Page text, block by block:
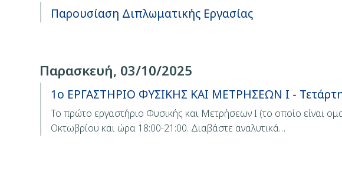
Παρουσίαση Διπλωματικής Εργασίας
Παρασκευή, 03/10/2025
1ο ΕΡΓΑΣΤΗΡΙΟ ΦΥΣΙΚΗΣ ΚΑΙ ΜΕΤΡΗΣΕΩΝ Ι -
Το πρώτο εργαστήριο Φυσικής και Μετρήσεων Ι (το οποίο είναι
Οκτωβρίου και ώρα 18:00-21:00. Διαβάστε αναλυτικά…